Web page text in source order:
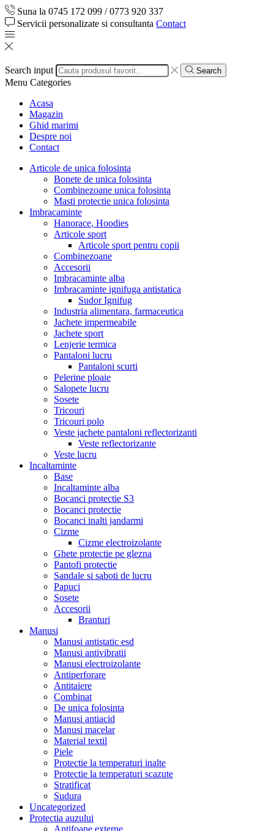
Suna la 0745 172 099 / 0773 920 337
Servicii personalizate si consultanta Contact
Search input Search
Menu Categories
Acasa
Magazin
Ghid marimi
Despre noi
Contact
Articole de unica folosinta
Bonete de unica folosinta
Combinezoane unica folosinta
Masti protectie unica folosinta
Imbracaminte
Hanorace, Hoodies
Articole sport
Articole sport pentru copii
Combinezoane
Accesorii
Imbracaminte alba
Imbracaminte ignifuga antistatica
Sudor Ignifug
Industria alimentara, farmaceutica
Jachete impermeabile
Jachete sport
Lenjerie termica
Pantaloni lucru
Pantaloni scurti
Pelerine ploaie
Salopete lucru
Sosete
Tricouri
Tricouri polo
Veste jachete pantaloni reflectorizanti
Veste reflectorizante
Veste lucru
Incaltaminte
Base
Incaltaminte alba
Bocanci protectie S3
Bocanci protectie
Bocanci inalti jandarmi
Cizme
Cizme electroizolante
Ghete protectie pe glezna
Pantofi protectie
Sandale si saboti de lucru
Papuci
Sosete
Accesorii
Branturi
Manusi
Manusi antistatic esd
Manusi antivibratii
Manusi electroizolante
Antiperforare
Antitaiere
Combinat
De unica folosinta
Manusi antiacid
Manusi macelar
Material textil
Piele
Protectie la temperaturi inalte
Protectie la temperaturi scazute
Stratificat
Sudura
Uncategorized
Protectia auzului